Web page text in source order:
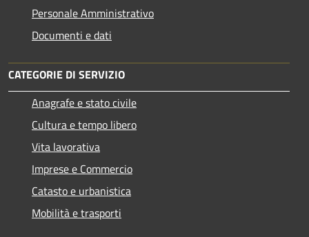
Personale Amministrativo
Documenti e dati
CATEGORIE DI SERVIZIO
Anagrafe e stato civile
Cultura e tempo libero
Vita lavorativa
Imprese e Commercio
Catasto e urbanistica
Mobilità e trasporti